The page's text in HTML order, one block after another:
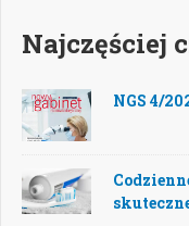
Najczęściej
NGS 4/